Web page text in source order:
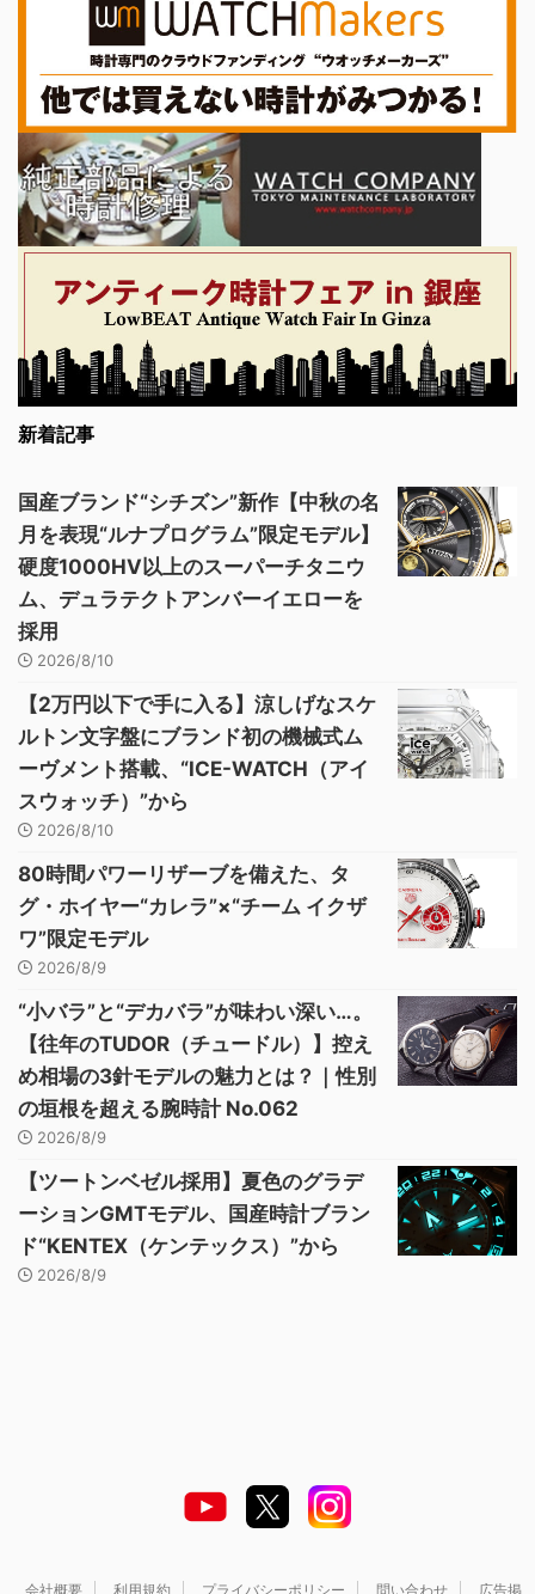
新着記事
国産ブランド“シチズン”新作【中秋の名
月を表現“ルナプログラム”限定モデル】
硬度1000HV以上のスーパーチタニウ
ム、デュラテクトアンバーイエローを
採用
2026/8/10
【2万円以下で手に入る】涼しげなスケ
ルトン文字盤にブランド初の機械式ム
ーヴメント搭載、“ICE-WATCH（アイ
スウォッチ）”から
2026/8/10
80時間パワーリザーブを備えた、タ
グ・ホイヤー“カレラ”×“チーム イクザ
ワ”限定モデル
2026/8/9
“小バラ”と“デカバラ”が味わい深い…。
【往年のTUDOR（チュードル）】控え
め相場の3針モデルの魅力とは？｜性別
の垣根を超える腕時計 No.062
2026/8/9
【ツートンベゼル採用】夏色のグラデ
ーションGMTモデル、国産時計ブラン
ド“KENTEX（ケンテックス）”から
2026/8/9
会社概要 利用規約 プライバシーポリシー 問い合わせ 広告掲